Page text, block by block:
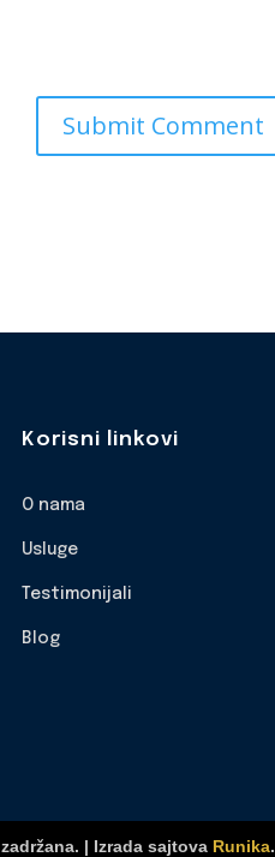
Korisni linkovi
O nama
Usluge
Testimonijali
Blog
| Izrada sajtova Runika.